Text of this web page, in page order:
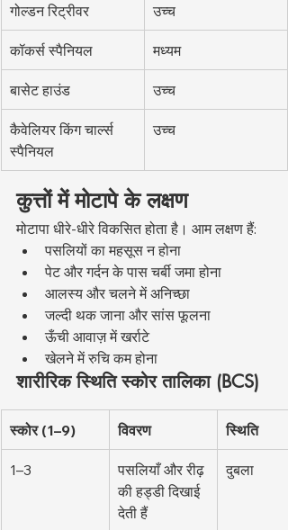
गोल्डन रिट्रीवर उच्च
कॉकर्स स्पैनियल मध्यम
बासेट हाउंड उच्च
कैवेलियर किंग चार्ल्स
स्पैनियल
उच्च
कुत्तों में मोटापे के लक्षण
मोटापा धीरे-धीरे विकसित होता है। आम लक्षण हैं:
पसलियों का महसूस न होना
पेट और गर्दन के पास चर्बी जमा होना
आलस्य और चलने में अनिच्छा
जल्दी थक जाना और सांस फूलना
ऊँची आवाज़ में खर्राटे
खेलने में रुचि कम होना
शारीरिक स्थिति स्कोर तालिका (BCS)
स्कोर (1–9) विवरण स्थिति
1–3
पसलियाँ और रीढ़
की हड्डी दिखाई
देती हैं
दुबला